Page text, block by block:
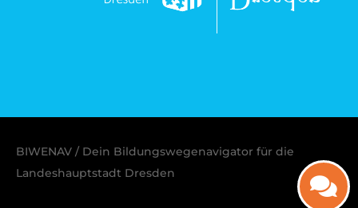
BIWENAV / Dein Bildungswegenavigator für die
Landeshauptstadt Dresden